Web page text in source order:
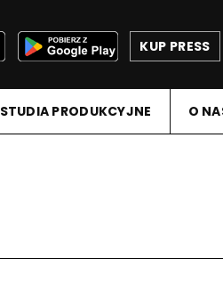
KUP PRESS
STUDIA PRODUKCYJNE O